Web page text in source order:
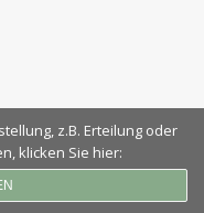
z.B. Erteilung oder
klicken Sie hier: